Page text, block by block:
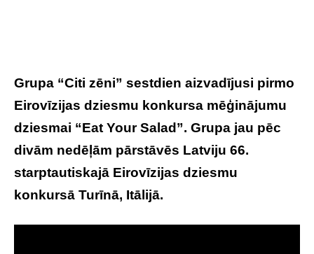
Grupa “Citi zēni” sestdien aizvadījusi pirmo
Eirovīzijas dziesmu konkursa mēģinājumu
dziesmai “Eat Your Salad”. Grupa jau pēc
divām nedēļām pārstāvēs Latviju 66.
starptautiskajā Eirovīzijas dziesmu
konkursā Turīnā, Itālijā.